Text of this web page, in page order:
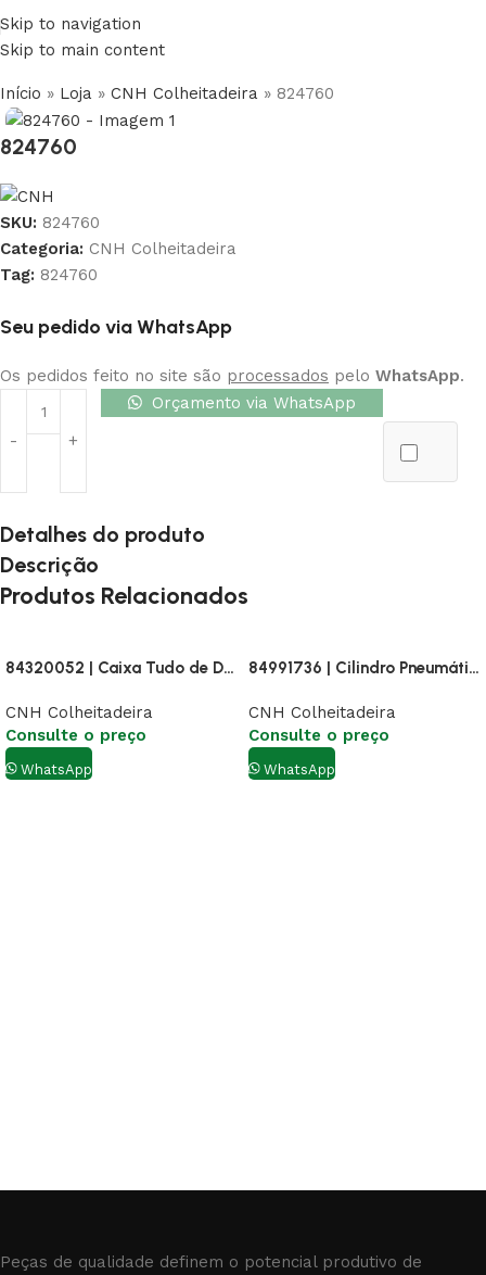
Skip to navigation
Skip to main content
Início » Loja » CNH Colheitadeira » 824760
824760
SKU: 824760
Categoria: CNH Colheitadeira
Tag: 824760
Seu pedido via WhatsApp
Os pedidos feito no site são processados pelo WhatsApp.
Orçamento via WhatsApp
Detalhes do produto
Descrição
Produtos Relacionados
84320052 | Caixa Tudo de Descarga
CNH Colheitadeira
Consulte o preço
WhatsApp
84991736 | Cilindro Pneumático
CNH Colheitadeira
Consulte o preço
WhatsApp
Peças de qualidade definem o potencial produtivo de